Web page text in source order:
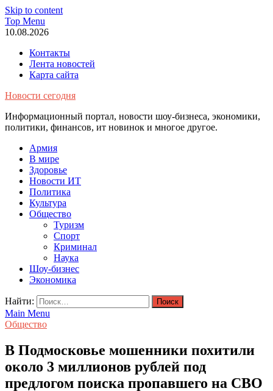
Skip to content
Top Menu
10.08.2026
Контакты
Лента новостей
Карта сайта
Новости сегодня
Информационный портал, новости шоу-бизнеса, экономики,
политики, финансов, ит новинок и многое другое.
Армия
В мире
Здоровье
Новости ИТ
Политика
Культура
Общество
Туризм
Спорт
Криминал
Наука
Шоу-бизнес
Экономика
Найти:
Main Menu
Общество
В Подмосковье мошенники похитили
около 3 миллионов рублей под
предлогом поиска пропавшего на СВО